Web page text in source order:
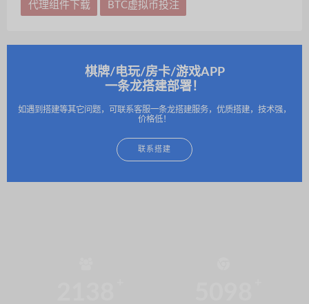
代理组件下载 BTC虚拟币投注
棋牌/电玩/房卡/游戏APP
一条龙搭建部署！
如遇到搭建等其它问题，可联系客服一条龙搭建服务，优质搭建，技术强，
价格低！
联系搭建